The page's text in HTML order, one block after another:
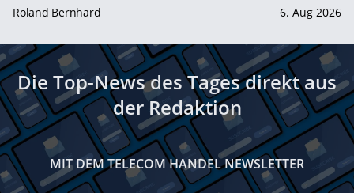
Roland Bernhard 6. Aug 2026
Die Top-News des Tages direkt aus
der Redaktion
MIT DEM TELECOM HANDEL NEWSLETTER